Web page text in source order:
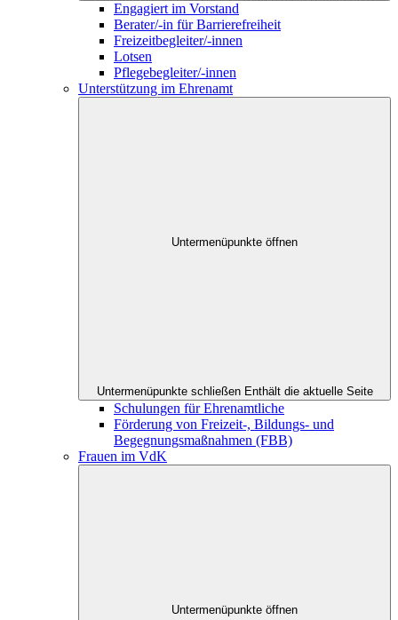
Engagiert im Vorstand
Berater/-in für Barrierefreiheit
Freizeitbegleiter/-innen
Lotsen
Pflegebegleiter/-innen
Unterstützung im Ehrenamt
Untermenüpunkte öffnen
Untermenüpunkte schließen Enthält die aktuelle Seite
Schulungen für Ehrenamtliche
Förderung von Freizeit-, Bildungs- und
Begegnungsmaßnahmen (FBB)
Frauen im VdK
Untermenüpunkte öffnen